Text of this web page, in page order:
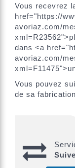
Vous recevrez
href="https://
avoriaz.com/
dans <a
avoriaz.com/
Vous pouvez
de sa